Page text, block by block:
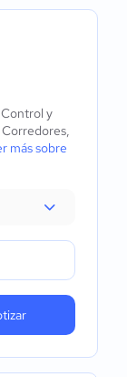
y
más sobre